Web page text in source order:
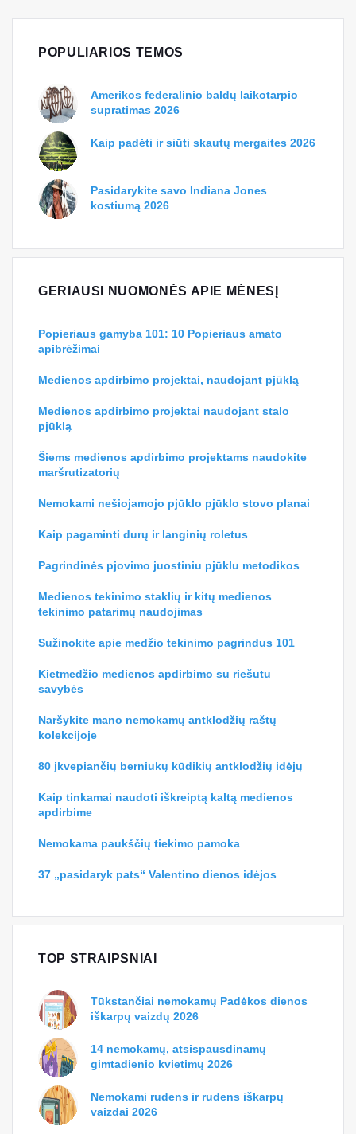
POPULIARIOS TEMOS
Amerikos federalinio baldų laikotarpio
supratimas 2026
Kaip padėti ir siūti skautų mergaites 2026
Pasidarykite savo Indiana Jones
kostiumą 2026
GERIAUSI NUOMONĖS APIE MĖNESĮ
Popieriaus gamyba 101: 10 Popieriaus amato
apibrėžimai
Medienos apdirbimo projektai, naudojant pjūklą
Medienos apdirbimo projektai naudojant stalo
pjūklą
Šiems medienos apdirbimo projektams naudokite
maršrutizatorių
Nemokami nešiojamojo pjūklo pjūklo stovo planai
Kaip pagaminti durų ir langinių roletus
Pagrindinės pjovimo juostiniu pjūklu metodikos
Medienos tekinimo staklių ir kitų medienos
tekinimo patarimų naudojimas
Sužinokite apie medžio tekinimo pagrindus 101
Kietmedžio medienos apdirbimo su riešutu
savybės
Naršykite mano nemokamų antklodžių raštų
kolekcijoje
80 įkvepiančių berniukų kūdikių antklodžių idėjų
Kaip tinkamai naudoti iškreiptą kaltą medienos
apdirbime
Nemokama paukščių tiekimo pamoka
37 „pasidaryk pats“ Valentino dienos idėjos
TOP STRAIPSNIAI
Tūkstančiai nemokamų Padėkos dienos
iškarpų vaizdų 2026
14 nemokamų, atsispausdinamų
gimtadienio kvietimų 2026
Nemokami rudens ir rudens iškarpų
vaizdai 2026